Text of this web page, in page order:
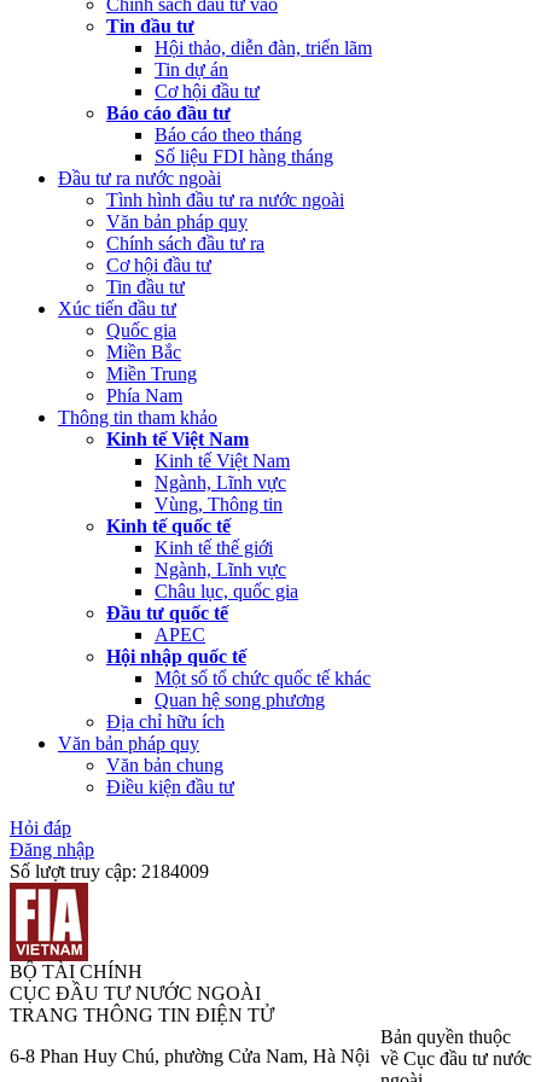
Chính sách đầu tư vào
Tin đầu tư
Hội thảo, diễn đàn, triển lãm
Tin dự án
Cơ hội đầu tư
Báo cáo đầu tư
Báo cáo theo tháng
Số liệu FDI hàng tháng
Đầu tư ra nước ngoài
Tình hình đầu tư ra nước ngoài
Văn bản pháp quy
Chính sách đầu tư ra
Cơ hội đầu tư
Tin đầu tư
Xúc tiến đầu tư
Quốc gia
Miền Bắc
Miền Trung
Phía Nam
Thông tin tham khảo
Kinh tế Việt Nam
Kinh tế Việt Nam
Ngành, Lĩnh vực
Vùng, Thông tin
Kinh tế quốc tế
Kinh tế thế giới
Ngành, Lĩnh vực
Châu lục, quốc gia
Đầu tư quốc tế
APEC
Hội nhập quốc tế
Một số tổ chức quốc tế khác
Quan hệ song phương
Địa chỉ hữu ích
Văn bản pháp quy
Văn bản chung
Điều kiện đầu tư
Hỏi đáp
Đăng nhập
Số lượt truy cập: 2184009
BỘ TÀI CHÍNH
CỤC ĐẦU TƯ NƯỚC NGOÀI
TRANG THÔNG TIN ĐIỆN TỬ
6-8 Phan Huy Chú, phường Cửa Nam, Hà Nội
Bản quyền thuộc
về Cục đầu tư nước